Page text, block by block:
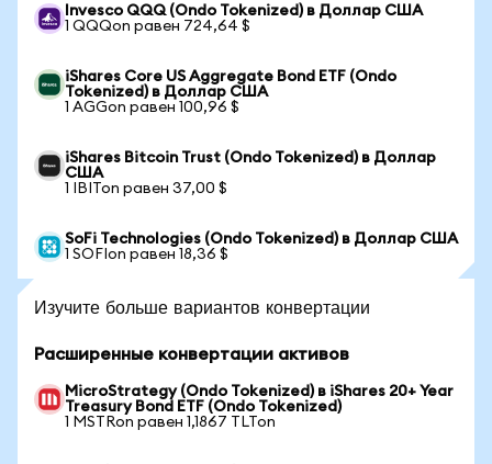
Invesco QQQ (Ondo Tokenized) в Доллар США
1 QQQon равен 724,64 $
iShares Core US Aggregate Bond ETF (Ondo
Tokenized) в Доллар США
1 AGGon равен 100,96 $
iShares Bitcoin Trust (Ondo Tokenized) в Доллар
США
1 IBITon равен 37,00 $
SoFi Technologies (Ondo Tokenized) в Доллар США
1 SOFIon равен 18,36 $
Изучите больше вариантов конвертации
Расширенные конвертации активов
MicroStrategy (Ondo Tokenized) в iShares 20+ Year
Treasury Bond ETF (Ondo Tokenized)
1 MSTRon равен 1,1867 TLTon